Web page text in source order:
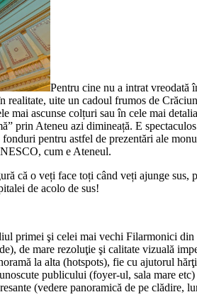
Pentru cine nu a intrat vreodată
realitate, uite un cadoul frumos de
mai ascunse colțuri sau în cele mai
prin Ateneu azi dimineață. E
pentru astfel de prezentări ale
cum e Ateneul.
că o veți face toți când veți ajunge sus,
de acolo de sus!
primei şi celei mai vechi Filarmonici din
de mare rezoluţie şi calitate vizuală
la alta (hotspots), fie cu ajutorul
publicului (foyer-ul, sala mare
(vedere panoramică de pe clădire,